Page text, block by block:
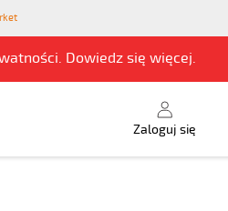
Dowiedz się więcej.
Zaloguj się